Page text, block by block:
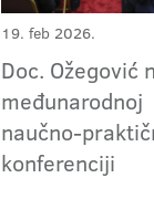
19. feb 2026.
Doc. Ožegović
međunarodnoj
naučno-
konferenciji